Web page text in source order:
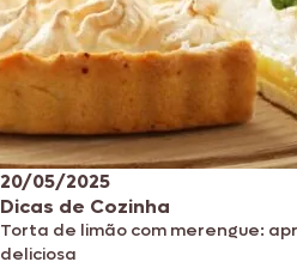
20/05/2025
Dicas de Cozinha
Torta de limão com merengue:
deliciosa